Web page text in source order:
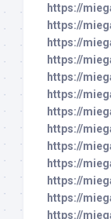
https://
https://
https://
https://
https://
https://
https://
https://
https://
https://
https://
https://
https://